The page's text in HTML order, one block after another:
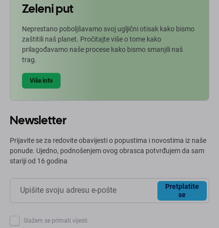
Zeleni put
Neprestano poboljšavamo svoj ugljični otisak kako bismo
zaštitili naš planet. Pročitajte više o tome kako
prilagođavamo naše procese kako bismo smanjili naš
trag.
Više info
Newsletter
Prijavite se za redovite obavijesti o popustima i novostima iz naše
ponude. Ujedno, podnošenjem ovog obrasca potvrđujem da sam
stariji od 16 godina
Pretplatite
se
Slažem se primati vijesti